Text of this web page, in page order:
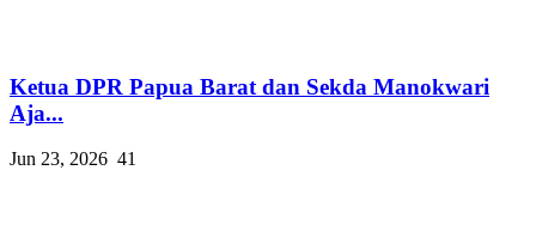
Ketua DPR Papua Barat dan Sekda Manokwari
Aja...
Jun 23, 2026 41